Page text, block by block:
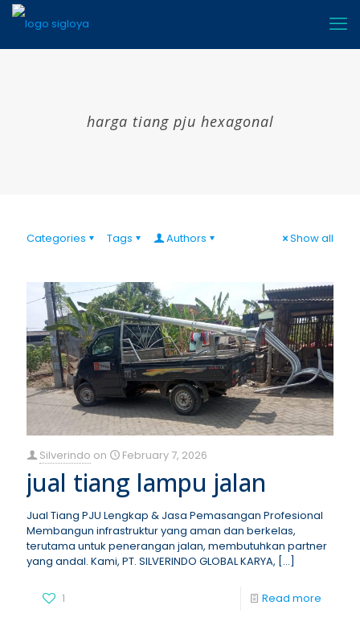
harga tiang pju hexagonal
Categories Tags Authors Show all
Silverindo on February 7, 2026
jual tiang lampu jalan
Jual Tiang PJU Lengkap & Jasa Pemasangan Profesional
Membangun infrastruktur yang aman dan berkelas,
terutama untuk penerangan jalan, membutuhkan partner
yang andal. Kami, PT. SILVERINDO GLOBAL KARYA, […]
1 Read more